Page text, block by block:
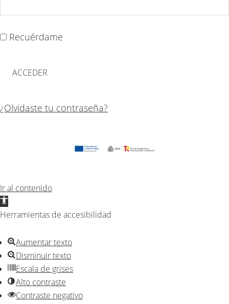
Recuérdame
¿Olvidaste tu contraseña?
Ir al contenido
Abrir
barra
herramientas
Herramientas de accesibilidad
Aumentar texto
Disminuir texto
Escala de grises
Alto contraste
Contraste negativo